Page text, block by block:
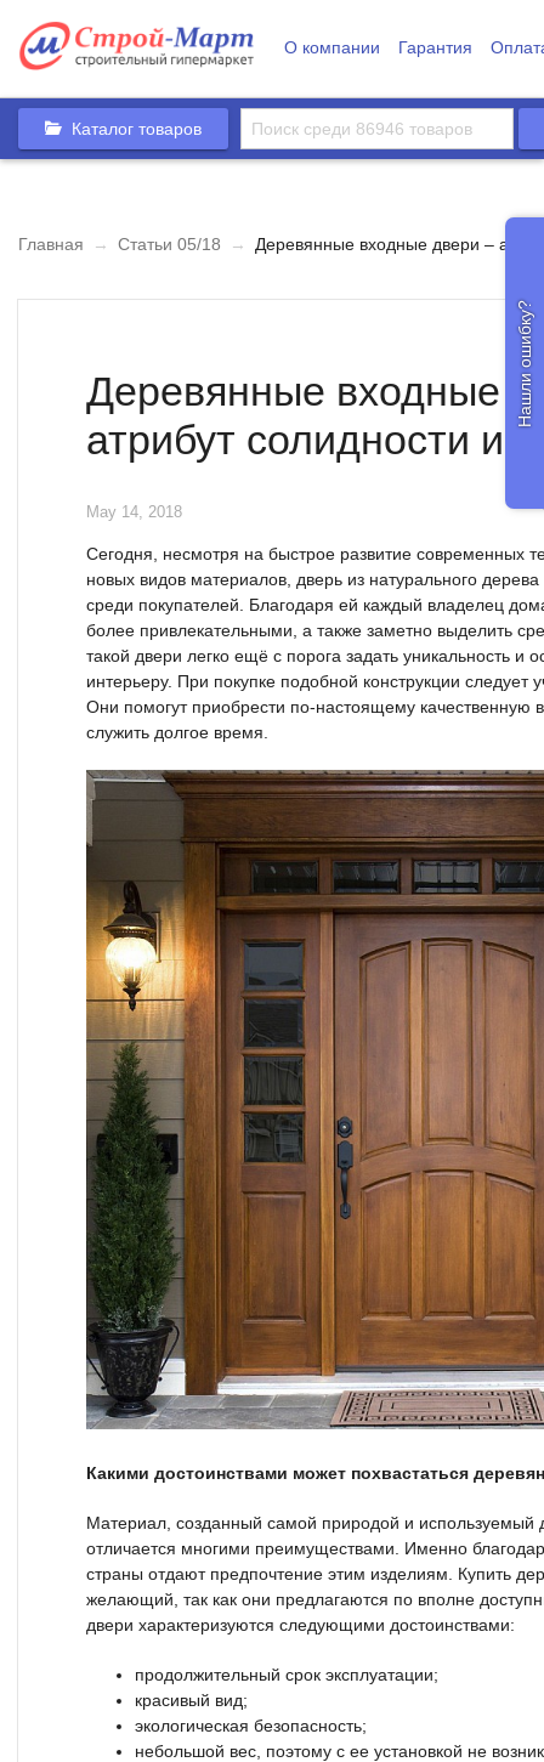
О компании Гарантия
Каталог товаров
Главная → Статьи 05/18 → Деревянные входные двери –
Деревянные входные
атрибут солидности и
May 14, 2018
Сегодня, несмотря на быстрое развитие современных
новых видов материалов, дверь из натурального
среди покупателей. Благодаря ей каждый владелец
более привлекательными, а также заметно выделить
такой двери легко ещё с порога задать уникальность и
интерьеру. При покупке подобной конструкции следует
Они помогут приобрести по-настоящему качественную
служить долгое время.
Какими достоинствами может похвастаться
Материал, созданный самой природой и используемый
отличается многими преимуществами. Именно
страны отдают предпочтение этим изделиям. Купить
желающий, так как они предлагаются по вполне
двери характеризуются следующими достоинствами:
продолжительный срок эксплуатации;
красивый вид;
экологическая безопасность;
небольшой вес, поэтому с ее установкой не
Нашли ошибку?